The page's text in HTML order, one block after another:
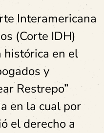
Interamericana
(Corte IDH)
histórica en el
y
Restrepo”
en la cual por
el derecho a